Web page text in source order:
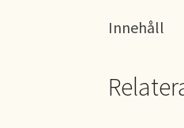
Innehåll